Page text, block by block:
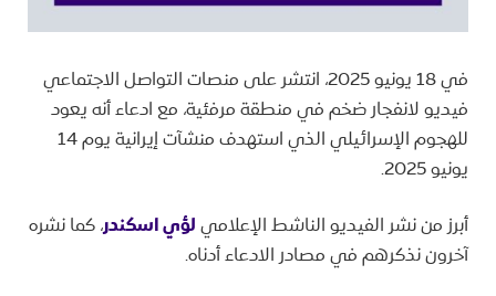
في 18 يونيو 2025، انتشر على منصات التواصل الاجتماعي
فيديو لانفجار ضخم في منطقة مرفئية، مع ادعاء أنه يعود
للهجوم الإسرائيلي الذي استهدف منشآت إيرانية يوم 14
يونيو 2025.
أبرز من نشر الفيديو الناشط الإعلاميلؤي اسكندر، كما نشره
آخرون نذكرهم في مصادر الادعاء أدناه.